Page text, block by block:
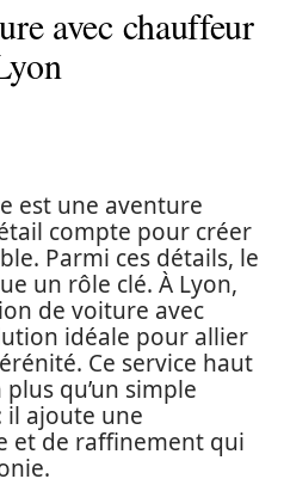
avec chauffeur
est une aventure
compte pour créer
Parmi ces détails, le
un rôle clé. À Lyon,
de voiture avec
idéale pour allier
Ce service haut
qu’un simple
il ajoute une
et de raffinement qui